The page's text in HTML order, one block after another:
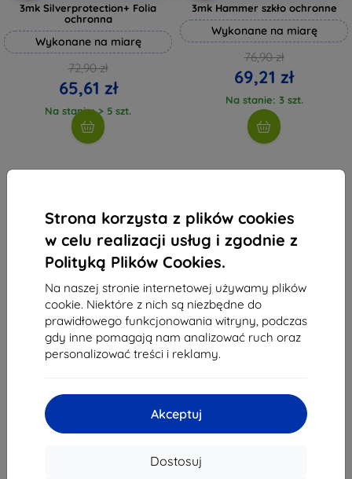
Strona korzysta z plików cookies
w celu realizacji usług i zgodnie z
Polityką Plików Cookies.
Na naszej stronie internetowej używamy plików
cookie. Niektóre z nich są niezbędne do
prawidłowego funkcjonowania witryny, podczas
gdy inne pomagają nam analizować ruch oraz
personalizować treści i reklamy.
Akceptuj
Dostosuj
3mk Silverprotection+ Folia
ochronna
Wykonane na miarę
72,90 zł
65,61 zł
Na stanie: > 5 szt.
3mk Hammer szkło ochronne
Wykonane na miarę
76,90 zł
69,21 zł
Na stanie: 3 szt.
Shield-Sk s.r.o.
841 04 Bratislava
REGON:
SK2023549671